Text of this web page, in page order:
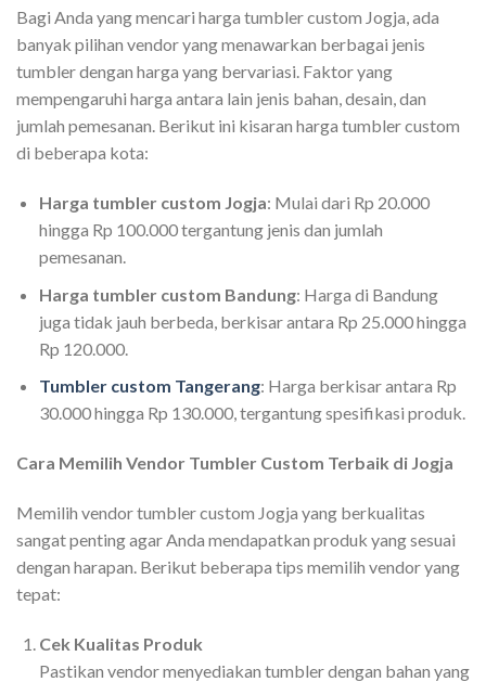
Bagi Anda yang mencari harga tumbler custom Jogja, ada
banyak pilihan vendor yang menawarkan berbagai jenis
tumbler dengan harga yang bervariasi. Faktor yang
mempengaruhi harga antara lain jenis bahan, desain, dan
jumlah pemesanan. Berikut ini kisaran harga tumbler custom
di beberapa kota:
Harga tumbler custom Jogja: Mulai dari Rp 20.000
hingga Rp 100.000 tergantung jenis dan jumlah
pemesanan.
Harga tumbler custom Bandung: Harga di Bandung
juga tidak jauh berbeda, berkisar antara Rp 25.000 hingga
Rp 120.000.
Tumbler custom Tangerang: Harga berkisar antara Rp
30.000 hingga Rp 130.000, tergantung spesifikasi produk.
Cara Memilih Vendor Tumbler Custom Terbaik di Jogja
Memilih vendor tumbler custom Jogja yang berkualitas
sangat penting agar Anda mendapatkan produk yang sesuai
dengan harapan. Berikut beberapa tips memilih vendor yang
tepat:
Cek Kualitas Produk
Pastikan vendor menyediakan tumbler dengan bahan yang